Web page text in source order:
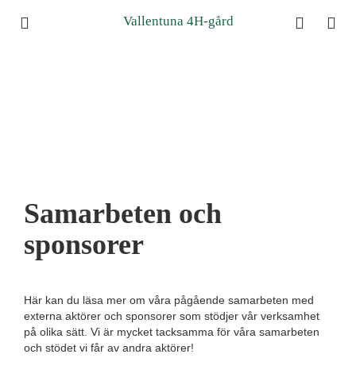
Vallentuna 4H-gård
Samarbeten och
sponsorer
Här kan du läsa mer om våra pågående samarbeten med
externa aktörer och sponsorer som stödjer vår verksamhet
på olika sätt. Vi är mycket tacksamma för våra samarbeten
och stödet vi får av andra aktörer!